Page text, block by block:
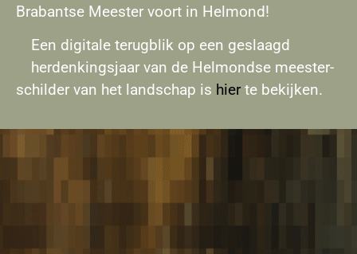
Brabantse Meester voort in Helmond!
Een digitale terugblik op een geslaagd
herdenkingsjaar van de Helmondse meester-
schilder van het landschap is hier te bekijken.